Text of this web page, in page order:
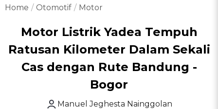
Home Otomotif Motor
Motor Listrik Yadea Tempuh
Ratusan Kilometer Dalam Sekali
Cas dengan Rute Bandung -
Bogor
Manuel Jeghesta Nainggolan